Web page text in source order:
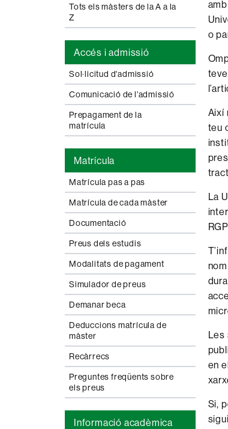
Tots els màsters de la A a la
Z
Accés i admissió
Sol·licitud d'admissió
Comunicació de l'admissió
Prepagament de la
matrícula
Matrícula
Matrícula pas a pas
Matrícula de cada màster
Documentació
Preus dels estudis
Modalitats de pagament
Simulador de preus
Demanar beca
Deduccions matrícula de
màster
Recàrrecs
Preguntes freqüents sobre
els preus
Informació acadèmica
o
Així
teu
La
Les
en
Si,